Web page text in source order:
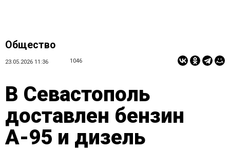
Общество
23.05.2026 11:36 1046
В Севастополь
доставлен бензин
А-95 и дизель